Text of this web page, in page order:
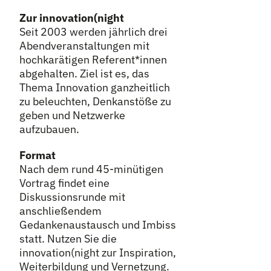
Zur innovation(night
Seit 2003 werden jährlich drei
Abendveranstaltungen mit
hochkarätigen Referent*innen
abgehalten. Ziel ist es, das
Thema Innovation ganzheitlich
zu beleuchten, Denkanstöße zu
geben und Netzwerke
aufzubauen.
Format
Nach dem rund 45-minütigen
Vortrag findet eine
Diskussionsrunde mit
anschließendem
Gedankenaustausch und Imbiss
statt. Nutzen Sie die
innovation(night zur Inspiration,
Weiterbildung und Vernetzung.